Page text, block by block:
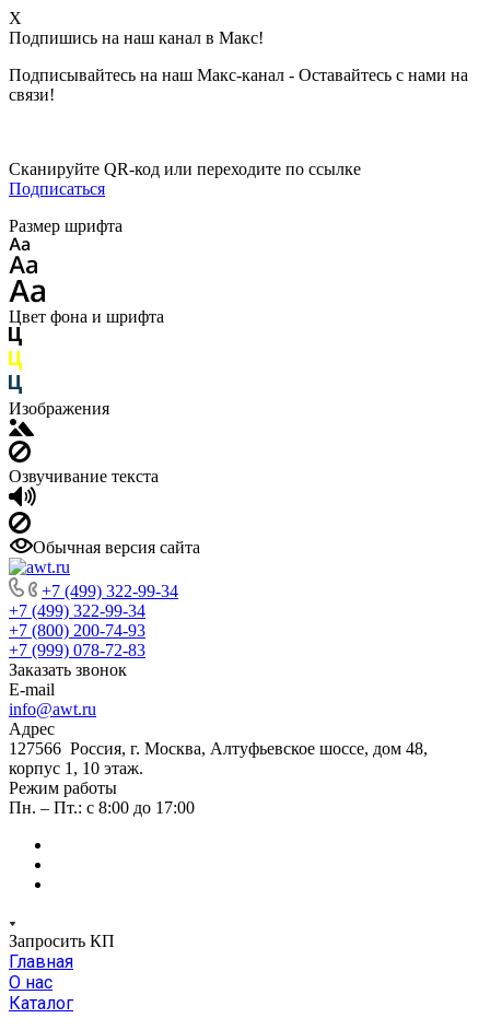
X
Подпишись на наш канал в Макс!
Подписывайтесь на наш Макс-канал - Оставайтесь с нами на
связи!
Сканируйте QR-код или переходите по ссылке
Подписаться
Размер шрифта
Цвет фона и шрифта
Изображения
Озвучивание текста
Обычная версия сайта
+7 (499) 322-99-34
+7 (499) 322-99-34
+7 (800) 200-74-93
+7 (999) 078-72-83
Заказать звонок
E-mail
info@awt.ru
Адрес
127566 Россия, г. Москва, Алтуфьевское шоссе, дом 48,
корпус 1, 10 этаж.
Режим работы
Пн. – Пт.: с 8:00 до 17:00
Запросить КП
Главная
О нас
Каталог